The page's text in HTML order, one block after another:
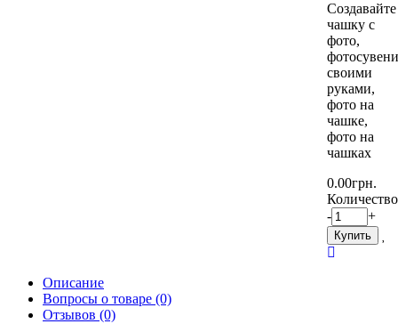
Создавайте
чашку с
фото,
своими
руками,
фото на
чашке,
фото на
чашках
0.00грн.
Количество
-
+
Купить
Описание
Вопросы о товаре (0)
Отзывов (0)